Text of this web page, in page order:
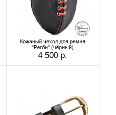
Кожаный чехол для ремня
"Регби" (чёрный)
4 500 р.